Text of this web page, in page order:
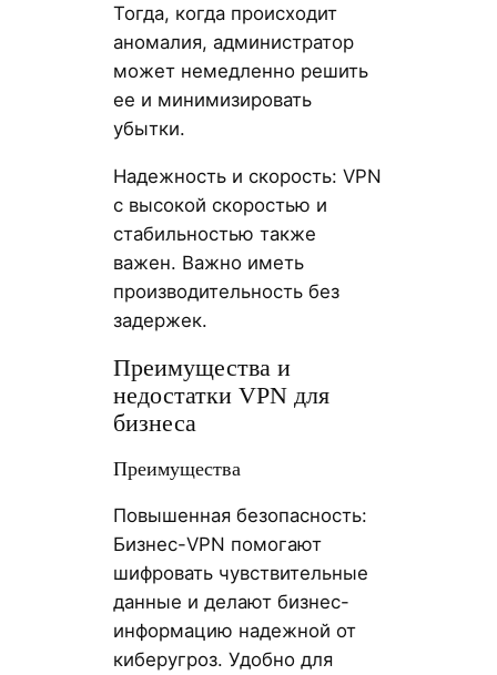
Тогда, когда происходит
аномалия, администратор
может немедленно решить
ее и минимизировать
убытки.
Надежность и скорость: VPN
с высокой скоростью и
стабильностью также
важен. Важно иметь
производительность без
задержек.
Преимущества и
недостатки VPN для
бизнеса
Преимущества
Повышенная безопасность:
Бизнес-VPN помогают
шифровать чувствительные
данные и делают бизнес-
информацию надежной от
киберугроз. Удобно для